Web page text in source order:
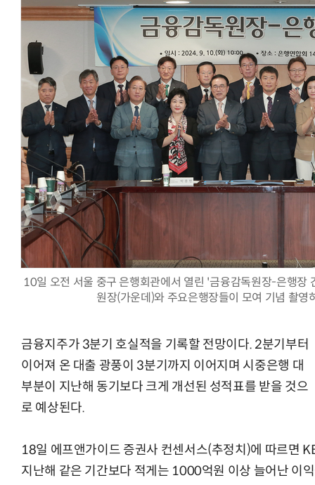
10일 오전 서울 중구 은행회관에서 열린 '금융감독원장-은행장
원장(가운데)와 주요은행장들이 모여 기념 촬영
금융지주가 3분기 호실적을 기록할 전망이다. 2분기부터
이어져 온 대출 광풍이 3분기까지 이어지며 시중은행 대
부분이 지난해 동기보다 크게 개선된 성적표를 받을 것으
로 예상된다.
18일 에프앤가이드 증권사 컨센서스(추정치)에 따르면
지난해 같은 기간보다 적게는 1000억원 이상 늘어난 이
양자컴퓨팅 비즈니스·기술 입문 1-Day